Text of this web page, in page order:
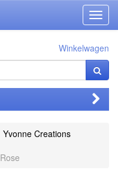
Winkelwagen
Yvonne Creations